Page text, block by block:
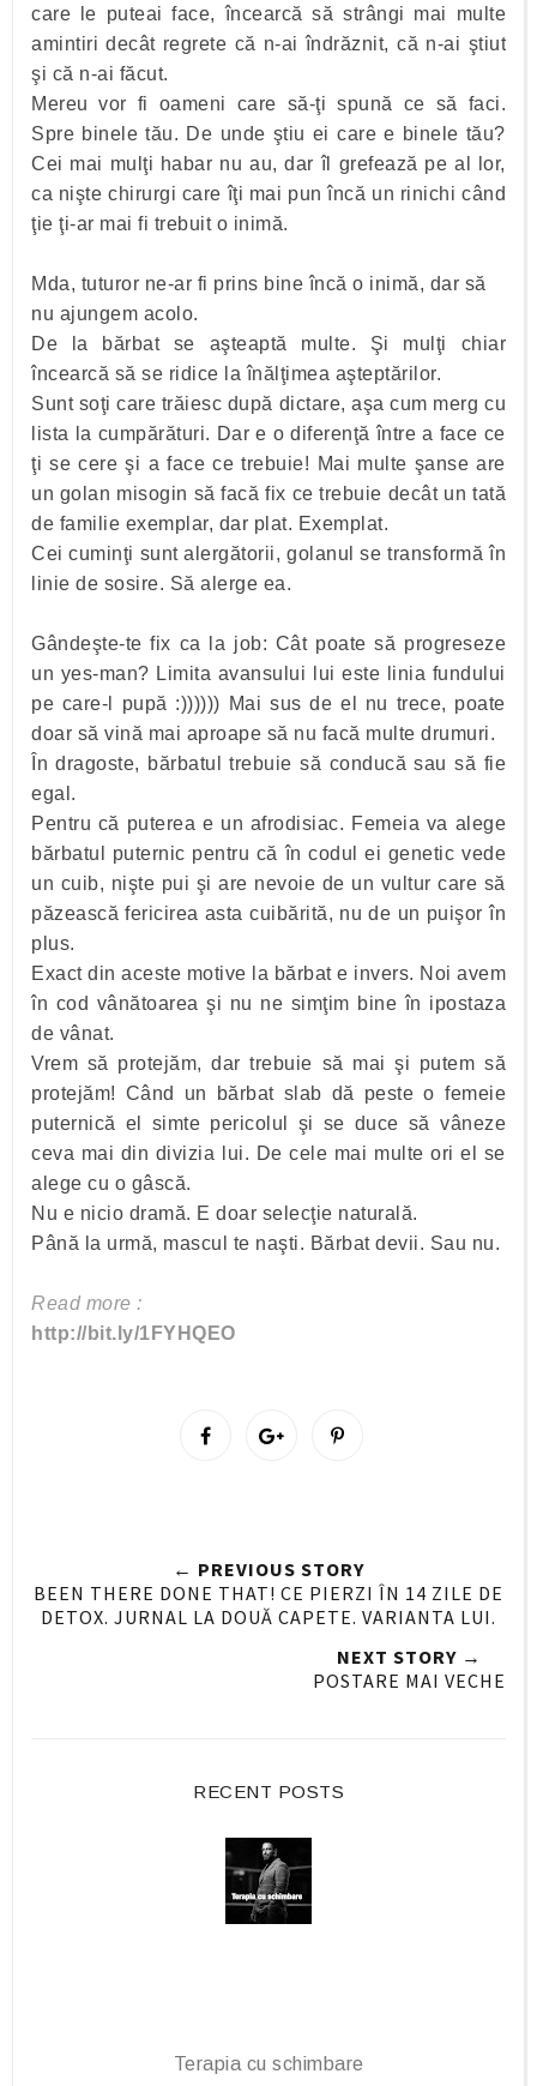
care le puteai face, încearcă să strângi mai multe
amintiri decât regrete că n-ai îndrăznit, că n-ai ştiut
şi că n-ai făcut.
Mereu vor fi oameni care să-ţi spună ce să faci.
Spre binele tău. De unde ştiu ei care e binele tău?
Cei mai mulţi habar nu au, dar îl grefează pe al lor,
ca nişte chirurgi care îţi mai pun încă un rinichi când
ţie ţi-ar mai fi trebuit o inimă.
Mda, tuturor ne-ar fi prins bine încă o inimă, dar să
nu ajungem acolo.
De la bărbat se aşteaptă multe. Şi mulţi chiar
încearcă să se ridice la înălţimea aşteptărilor.
Sunt soţi care trăiesc după dictare, aşa cum merg cu
lista la cumpărături. Dar e o diferenţă între a face ce
ţi se cere şi a face ce trebuie! Mai multe şanse are
un golan misogin să facă fix ce trebuie decât un tată
de familie exemplar, dar plat. Exemplat.
Cei cuminţi sunt alergătorii, golanul se transformă în
linie de sosire. Să alerge ea.
Gândeşte-te fix ca la job: Cât poate să progreseze
un yes-man? Limita avansului lui este linia fundului
pe care-l pupă :)))))) Mai sus de el nu trece, poate
doar să vină mai aproape să nu facă multe drumuri.
În dragoste, bărbatul trebuie să conducă sau să fie
egal.
Pentru că puterea e un afrodisiac. Femeia va alege
bărbatul puternic pentru că în codul ei genetic vede
un cuib, nişte pui şi are nevoie de un vultur care să
păzească fericirea asta cuibărită, nu de un puişor în
plus.
Exact din aceste motive la bărbat e invers. Noi avem
în cod vânătoarea şi nu ne simţim bine în ipostaza
de vânat.
Vrem să protejăm, dar trebuie să mai şi putem să
protejăm! Când un bărbat slab dă peste o femeie
puternică el simte pericolul şi se duce să vâneze
ceva mai din divizia lui. De cele mai multe ori el se
alege cu o gâscă.
Nu e nicio dramă. E doar selecţie naturală.
Până la urmă, mascul te naşti. Bărbat devii. Sau nu.
Read more :
http://bit.ly/1FYHQEO
O
n
o
k
O
n
e
l
u
s
← PREVIOUS STORY
BEEN THERE DONE THAT! CE PIERZI ÎN 14 ZILE DE
DETOX. JURNAL LA DOUĂ CAPETE. VARIANTA LUI.
NEXT STORY →
POSTARE MAI VECHE
RECENT POSTS
Terapia cu schimbare